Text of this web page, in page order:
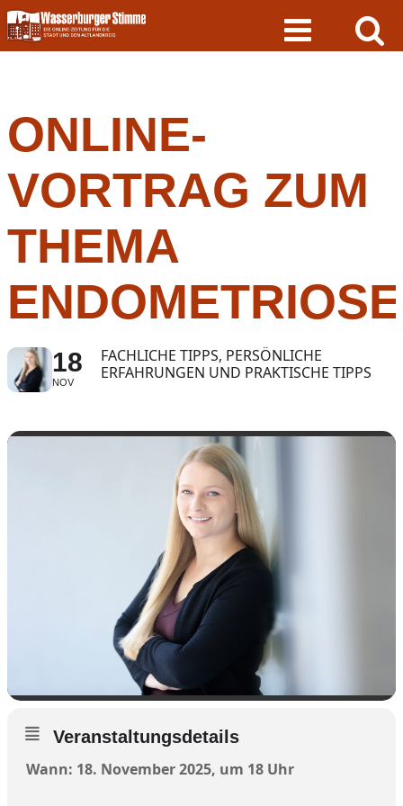
Skip
to
content
ONLINE-
VORTRAG ZUM
THEMA
ENDOMETRIOSE
18
NOV
FACHLICHE TIPPS, PERSÖNLICHE
ERFAHRUNGEN UND PRAKTISCHE TIPPS
Veranstaltungsdetails
Wann: 18. November 2025, um 18 Uhr